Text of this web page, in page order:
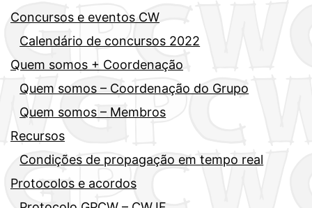
Concursos e eventos CW
Calendário de concursos 2022
Quem somos + Coordenação
Quem somos – Coordenação do Grupo
Quem somos – Membros
Recursos
Condições de propagação em tempo real
Protocolos e acordos